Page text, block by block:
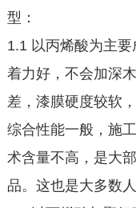
型：
1.1 以丙烯酸为主
着力好，不会加深
差，漆膜硬度较软
综合性能一般，施
术含量不高，是大
品。这也是大多数